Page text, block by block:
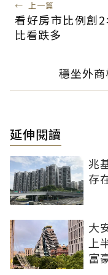
← 上一篇
看好房市比例創
比看跌多
穩坐外
延伸閱讀
兆
存
大
上
富